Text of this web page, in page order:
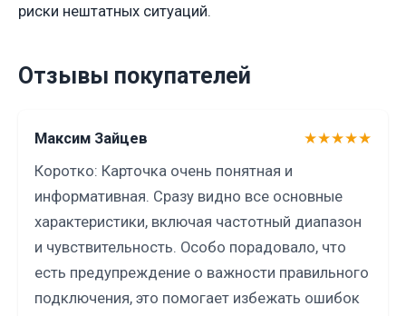
риски нештатных ситуаций.
Отзывы покупателей
Максим Зайцев
★★★★★
Коротко: Карточка очень понятная и
информативная. Сразу видно все основные
характеристики, включая частотный диапазон
и чувствительность. Особо порадовало, что
есть предупреждение о важности правильного
подключения, это помогает избежать ошибок